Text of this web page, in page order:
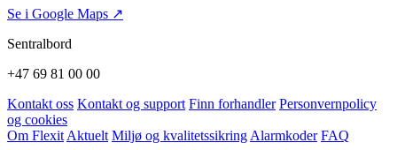
Se i Google Maps ↗
Sentralbord
+47 69 81 00 00
Kontakt oss Kontakt og support Finn forhandler Personvernpolicy
og cookies
Om Flexit Aktuelt Miljø og kvalitetssikring Alarmkoder FAQ